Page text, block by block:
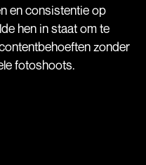
en consistentie op
hen in staat om te
zonder
fotoshoots.